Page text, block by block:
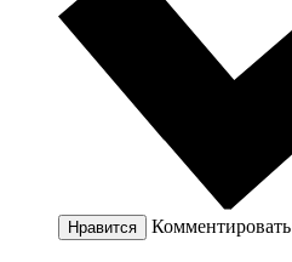
Нравится Комментировать